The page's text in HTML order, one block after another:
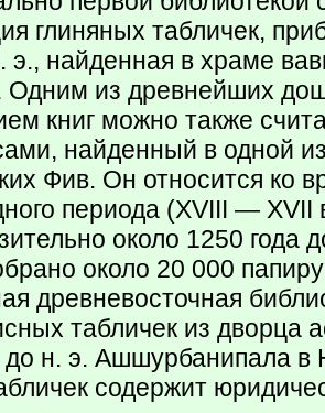
глиняных табличек,
э., найденная в храме
Одним из древнейших
книг можно также
найденный в одной
Фив. Он относится ко
периода (XVIII — XVII
около 1250 года
около 20 000
древневосточная
табличек из дворца
до н. э. Ашшурбанипала в
содержит